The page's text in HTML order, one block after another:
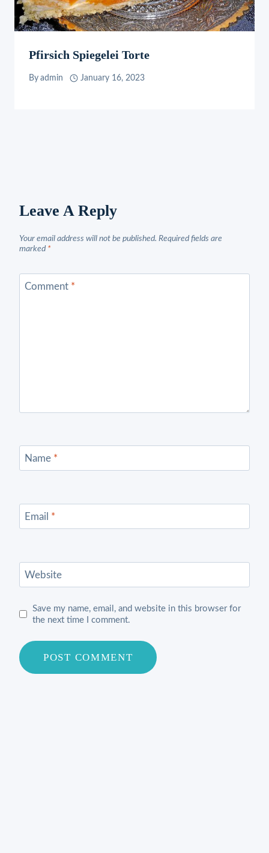
Pfirsich Spiegelei Torte
By admin January 16, 2023
Leave A Reply
Your email address will not be published. Required fields are
marked *
Comment *
Name *
Email *
Website
Save my name, email, and website in this browser for
the next time I comment.